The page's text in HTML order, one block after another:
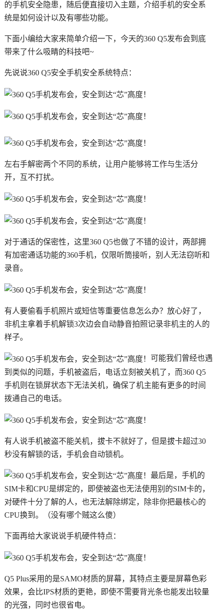
的手机安全隐患，随后便直接切入主题，介绍手机的安全系
统是如何设计以及有哪些功能。
下面小编给大家来简单介绍一下，今天的360 Q5发布会到底
带来了什么吸睛的科技吧~
先说说360 Q5安全手机安全系统特点：
左右手解密两个不同的系统，让用户能够将工作与生活分
开，互不打扰。
对于通话的保密性，这里360 Q5也做了不错的设计，两部拥
有加密通话功能的360手机，仅限听筒接听，别人无法窃听和
录音。
有人要偷看手机照片或短信等重要信息怎么办？放心好了，
非机主拿着手机解锁3次边会自动静音拍照记录非机主的人的
样子。
可能我们曾经也遇
到类似的问题，手机被盗后，电话立刻被关机了，而360 Q5
手机则在锁屏状态下无法关机，确保了机主能有更多的时间
拨通自己的电话。
有人说手机被盗不能关机，拔卡不就好了，但是拔卡超过30
秒没有解锁的话，手机会自动锁机。
最后是，手机的
SIM卡和CPU是绑定的，即使被盗也无法使用别的SIM卡的，
对硬件十分了解的人，也无法解除绑定，除非你把最核心的
CPU换到。（没有哪个贼这么傻）
下面再给大家说说手机硬件特点：
Q5 Plus采用的是SAMO材质的屏幕，其特点主要是屏幕色彩
效果，会比IPS材质的更艳，即使不需要背光条也能发出较量
的光强，同时也很省电。